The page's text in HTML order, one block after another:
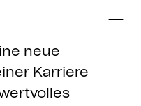
neue
Karriere